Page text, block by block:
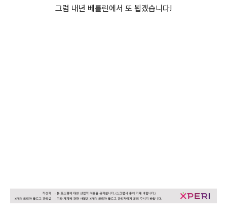
그럼 내년 베를린에서 또 뵙겠습니다!